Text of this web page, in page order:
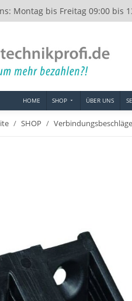
Montag bis Freitag 09:00 bis
HOME SHOP ÜBER UNS
SHOP Verbindungsbeschläge